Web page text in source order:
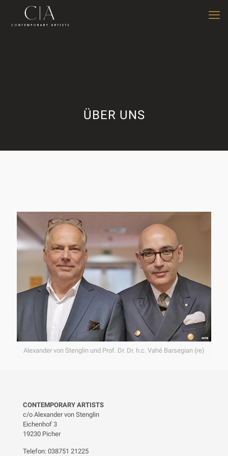
ÜBER UNS
Alexander von Stenglin und Prof. Dr. Dr. h.c. Vahé Barsegian (re)
CONTEMPORARY ARTISTS
c/o Alexander von Stenglin
Eichenhof 3
19230 Picher
Telefon: 038751 21225